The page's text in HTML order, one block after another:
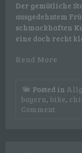
Der gemütliche
ausgedehntem
schmackhaften
eine doch recht
Read More
Posted in
bayern, bike,
Comment